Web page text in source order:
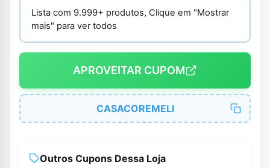
Lista com 9.999+ produtos, Clique em "Mostrar
mais" para ver todos
APROVEITAR CUPOM
CASACOREMELI
Outros Cupons Dessa Loja